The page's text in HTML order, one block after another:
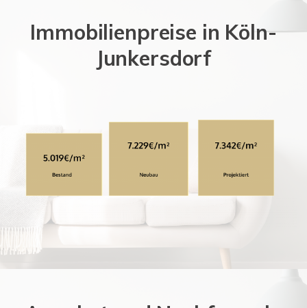
Immobilienpreise in Köln-
Junkersdorf